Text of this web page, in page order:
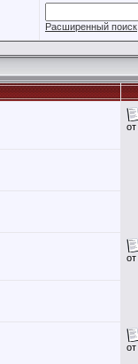
Расширенный поиск
от
от
от